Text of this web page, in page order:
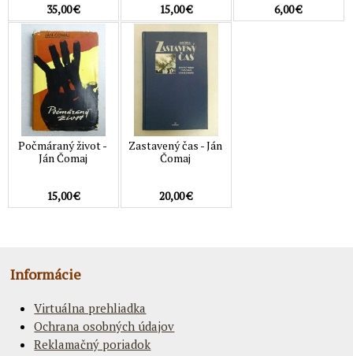
35,00 €
15,00 € 6,00 €
Počmáraný život -
Ján Čomaj
15,00 €
Zastavený čas - Ján
Čomaj
20,00 €
Informácie
Virtuálna prehliadka
Ochrana osobných údajov
Reklamačný poriadok